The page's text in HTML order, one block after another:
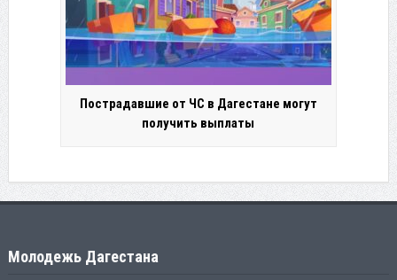
Пострадавшие от ЧС в Дагестане могут
получить выплаты
Молодежь Дагестана